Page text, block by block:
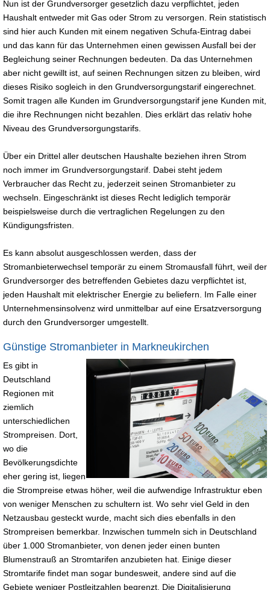
Nun ist der Grundversorger gesetzlich dazu verpflichtet, jeden
Haushalt entweder mit Gas oder Strom zu versorgen. Rein statistisch
sind hier auch Kunden mit einem negativen Schufa-Eintrag dabei
und das kann für das Unternehmen einen gewissen Ausfall bei der
Begleichung seiner Rechnungen bedeuten. Da das Unternehmen
aber nicht gewillt ist, auf seinen Rechnungen sitzen zu bleiben, wird
dieses Risiko sogleich in den Grundversorgungstarif eingerechnet.
Somit tragen alle Kunden im Grundversorgungstarif jene Kunden mit,
die ihre Rechnungen nicht bezahlen. Dies erklärt das relativ hohe
Niveau des Grundversorgungstarifs.
Über ein Drittel aller deutschen Haushalte beziehen ihren Strom
noch immer im Grundversorgungstarif. Dabei steht jedem
Verbraucher das Recht zu, jederzeit seinen Stromanbieter zu
wechseln. Eingeschränkt ist dieses Recht lediglich temporär
beispielsweise durch die vertraglichen Regelungen zu den
Kündigungsfristen.
Es kann absolut ausgeschlossen werden, dass der
Stromanbieterwechsel temporär zu einem Stromausfall führt, weil der
Grundversorger des betreffenden Gebietes dazu verpflichtet ist,
jeden Haushalt mit elektrischer Energie zu beliefern. Im Falle einer
Unternehmensinsolvenz wird unmittelbar auf eine Ersatzversorgung
durch den Grundversorger umgestellt.
Günstige Stromanbieter in Markneukirchen
Es gibt in
Deutschland
Regionen mit
ziemlich
unterschiedlichen
Strompreisen. Dort,
wo die
Bevölkerungsdichte
eher gering ist, liegen
die Strompreise etwas höher, weil die aufwendige Infrastruktur eben
von weniger Menschen zu schultern ist. Wo sehr viel Geld in den
Netzausbau gesteckt wurde, macht sich dies ebenfalls in den
Strompreisen bemerkbar. Inzwischen tummeln sich in Deutschland
über 1.000 Stromanbieter, von denen jeder einen bunten
Blumenstrauß an Stromtarifen anzubieten hat. Einige dieser
Stromtarife findet man sogar bundesweit, andere sind auf die
Gebiete weniger Postleitzahlen begrenzt. Die Digitalisierung